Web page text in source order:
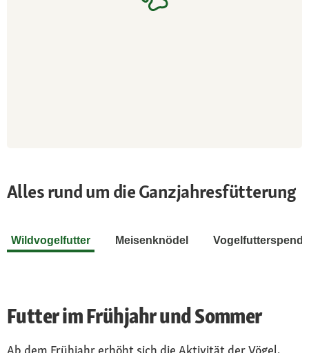
Alles rund um die Ganzjahresfütterung
Wildvogelfutter Meisenknödel
Futter im Frühjahr und Sommer